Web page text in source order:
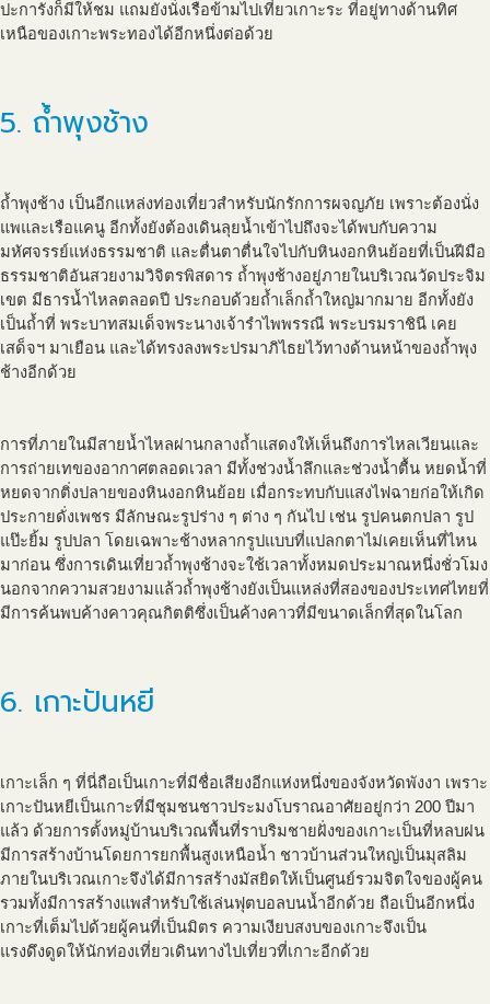
ปะการังก็มีให้ชม แถมยังนั่งเรือข้ามไปเที่ยวเกาะระ ที่อยู่ทางด้านทิศ
เหนือของเกาะพระทองได้อีกหนึ่งต่อด้วย
5. ถ้ำพุงช้าง
ถ้ำพุงช้าง เป็นอีกแหล่งท่องเที่ยวสำหรับนักรักการผจญภัย เพราะต้องนั่ง
แพและเรือแคนู อีกทั้งยังต้องเดินลุยน้ำเข้าไปถึงจะได้พบกับความ
มหัศจรรย์แห่งธรรมชาติ และตื่นตาตื่นใจไปกับหินงอกหินย้อยที่เป็นฝีมือ
ธรรมชาติอันสวยงามวิจิตรพิสดาร ถ้ำพุงช้างอยู่ภายในบริเวณวัดประจิม
เขต มีธารน้ำไหลตลอดปี ประกอบด้วยถ้ำเล็กถ้ำใหญ่มากมาย อีกทั้งยัง
เป็นถ้ำที่ พระบาทสมเด็จพระนางเจ้ารำไพพรรณี พระบรมราชินี เคย
เสด็จฯ มาเยือน และได้ทรงลงพระปรมาภิไธยไว้ทางด้านหน้าของถ้ำพุง
ช้างอีกด้วย
การที่ภายในมีสายน้ำไหลผ่านกลางถ้ำแสดงให้เห็นถึงการไหลเวียนและ
การถ่ายเทของอากาศตลอดเวลา มีทั้งช่วงน้ำลึกและช่วงน้ำตื้น หยดน้ำที่
หยดจากติ่งปลายของหินงอกหินย้อย เมื่อกระทบกับแสงไฟฉายก่อให้เกิด
ประกายดั่งเพชร มีลักษณะรูปร่าง ๆ ต่าง ๆ กันไป เช่น รูปคนตกปลา รูป
แป๊ะยิ้ม รูปปลา โดยเฉพาะช้างหลากรูปแบบที่แปลกตาไม่เคยเห็นที่ไหน
มาก่อน ซึ่งการเดินเที่ยวถ้ำพุงช้างจะใช้เวลาทั้งหมดประมาณหนึ่งชั่วโมง
นอกจากความสวยงามแล้วถ้ำพุงช้างยังเป็นแหล่งที่สองของประเทศไทยที่
มีการค้นพบค้างคาวคุณกิตติซึ่งเป็นค้างคาวที่มีขนาดเล็กที่สุดในโลก
6. เกาะปันหยี
เกาะเล็ก ๆ ที่นี่ถือเป็นเกาะที่มีชื่อเสียงอีกแห่งหนึ่งของจังหวัดพังงา เพราะ
เกาะปันหยีเป็นเกาะที่มีชุมชนชาวประมงโบราณอาศัยอยู่กว่า 200 ปีมา
แล้ว ด้วยการตั้งหมู่บ้านบริเวณพื้นที่ราบริมชายฝั่งของเกาะเป็นที่หลบฝน
มีการสร้างบ้านโดยการยกพื้นสูงเหนือน้ำ ชาวบ้านส่วนใหญ่เป็นมุสลิม
ภายในบริเวณเกาะจึงได้มีการสร้างมัสยิดให้เป็นศูนย์รวมจิตใจของผู้คน
รวมทั้งมีการสร้างแพสำหรับใช้เล่นฟุตบอลบนน้ำอีกด้วย ถือเป็นอีกหนึ่ง
เกาะที่เต็มไปด้วยผู้คนที่เป็นมิตร ความเงียบสงบของเกาะจึงเป็น
แรงดึงดูดให้นักท่องเที่ยวเดินทางไปเที่ยวที่เกาะอีกด้วย